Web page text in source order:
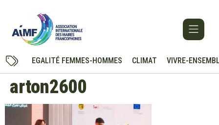
EGALITÉ FEMMES-HOMMES CLIMAT VIVRE-
arton2600